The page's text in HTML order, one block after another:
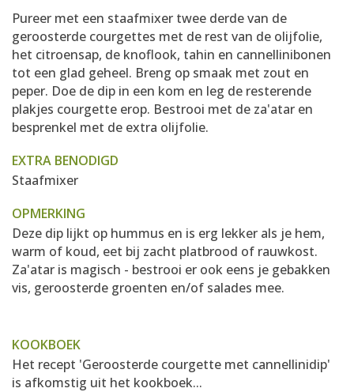
Pureer met een staafmixer twee derde van de
geroosterde courgettes met de rest van de olijfolie,
het citroensap, de knoflook, tahin en cannellinibonen
tot een glad geheel. Breng op smaak met zout en
peper. Doe de dip in een kom en leg de resterende
plakjes courgette erop. Bestrooi met de za'atar en
besprenkel met de extra olijfolie.
EXTRA BENODIGD
Staafmixer
OPMERKING
Deze dip lijkt op hummus en is erg lekker als je hem,
warm of koud, eet bij zacht platbrood of rauwkost.
Za'atar is magisch - bestrooi er ook eens je gebakken
vis, geroosterde groenten en/of salades mee.
KOOKBOEK
Het recept 'Geroosterde courgette met cannellinidip'
is afkomstig uit het kookboek...